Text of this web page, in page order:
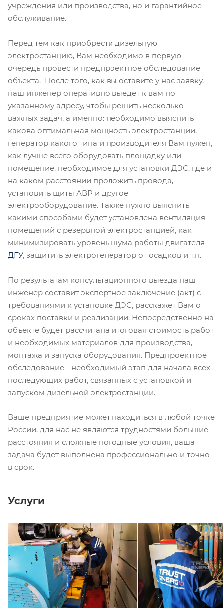
учреждения или производства, но и гарантийное
обслуживание.
Перед тем как приобрести дизельную
электростанцию, Вам необходимо в первую
очередь провести предпроектное обследование
объекта. После того, как вы оставите у нас заявку,
наш инженер оперативно выедет к вам по
указанному адресу, чтобы решить несколько
важных задач, а именно: необходимо выяснить
какова оптимальная мощность электростанции,
генератор какого типа и производителя Вам нужен,
как лучше всего оборудовать площадку или
помещение, необходимое для установки ДЭС, где и
на каком расстоянии проложить провода,
установить щиты АВР и другое
электрооборудование. Также нужно выяснить
какими способами будет установлена вентиляция
помещений с резервной электростанцией, как
минимизировать уровень шума работы двигателя
ДГУ, защитить электрогенератор от осадков и т.п.
По результатам консультационного выезда наш
инженер составит экспертное заключение (акт) с
требованиями к установке ДЭС, расскажет Вам о
сроках поставки и реализации. Непосредственно на
объекте будет рассчитана итоговая стоимость работ
и необходимых материалов для производства,
монтажа и запуска оборудования. Предпроектное
обследование - необходимый этап для начала всех
последующих работ, связанных с установкой и
запуском дизельной электростанции.
Ваше предприятие может находиться в любой точке
России, для нас не являются трудностями большие
расстояния и сложные погодные условия, ваша
задача будет выполнена профессионально и точно
в срок.
Услуги